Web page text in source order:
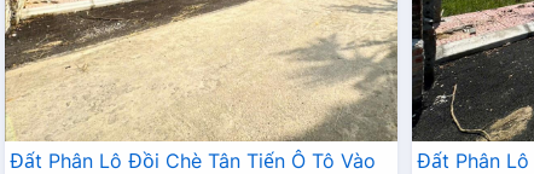
Đất Phân Lô Đồi Chè Tân Tiến Ô Tô Vào
Đất Phân Lô